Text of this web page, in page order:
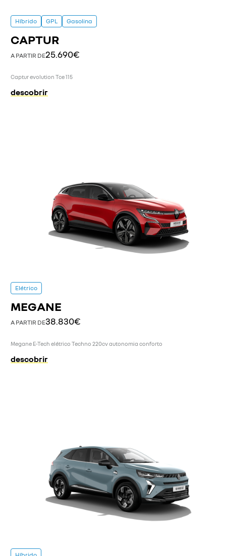
Híbrido GPL Gasolina
CAPTUR
A PARTIR DE25.690€
Captur evolution Tce 115
descobrir
Elétrico
MEGANE
A PARTIR DE38.830€
Megane E-Tech elétrico Techno 220cv autonomia conforto
descobrir